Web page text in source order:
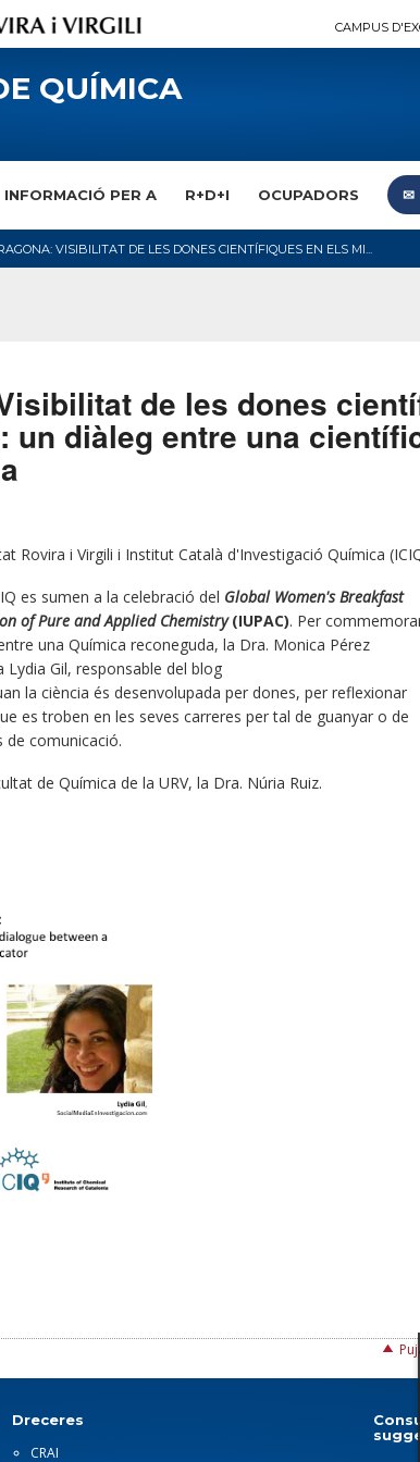
CAMPUS
QUÍMICA
INFORMACIÓ PER A R+D+I OCUPADORS ✉︎
VISIBILITAT DE LES DONES CIENTÍFIQUES EN ELS MI...
de les dones
un diàleg entre una
Rovira i Virgili i Institut Català d'Investigació Química
es sumen a la celebració del Global Women's Breakfast
of Pure and Applied Chemistry(IUPAC). Per
una Química reconeguda, la Dra. Monica Pérez
Lydia Gil, responsable del blog
la ciència és desenvolupada per dones, per reflexionar
es troben en les seves carreres per tal de guanyar o de
de comunicació.
de Química de la URV, la Dra. Núria Ruiz.
Dreceres
CRAI